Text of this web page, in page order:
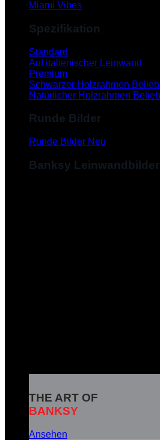
Miami Vibes
Spezifikation
Standard
Auf italienischer Leinwand
Premium
Schwarzer Holzrahmen
Natürlicher Holzrahmen
Runde Bilder
Runde Bilder
Banksy Leinwandbilder
THE ART OF
BANKSY
Ansehen